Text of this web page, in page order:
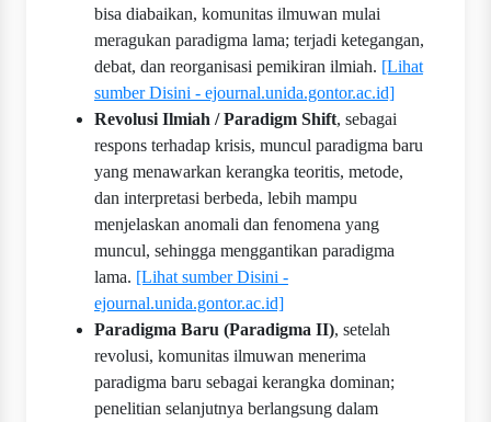
bisa diabaikan, komunitas ilmuwan mulai
meragukan paradigma lama; terjadi ketegangan,
debat, dan reorganisasi pemikiran ilmiah. [Lihat
sumber Disini - ejournal.unida.gontor.ac.id]
Revolusi Ilmiah / Paradigm Shift, sebagai
respons terhadap krisis, muncul paradigma baru
yang menawarkan kerangka teoritis, metode,
dan interpretasi berbeda, lebih mampu
menjelaskan anomali dan fenomena yang
muncul, sehingga menggantikan paradigma
lama. [Lihat sumber Disini -
ejournal.unida.gontor.ac.id]
Paradigma Baru (Paradigma II), setelah
revolusi, komunitas ilmuwan menerima
paradigma baru sebagai kerangka dominan;
penelitian selanjutnya berlangsung dalam